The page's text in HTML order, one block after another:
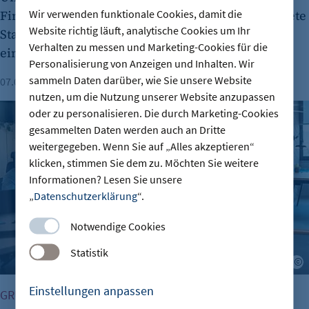
Wir verwenden funktionale Cookies, damit die
Website richtig läuft, analytische Cookies um Ihr
Verhalten zu messen und Marketing-Cookies für die
Personalisierung von Anzeigen und Inhalten. Wir
sammeln Daten darüber, wie Sie unsere Website
nutzen, um die Nutzung unserer Website anzupassen
oder zu personalisieren. Die durch Marketing-Cookies
gesammelten Daten werden auch an Dritte
weitergegeben. Wenn Sie auf „Alles akzeptieren“
klicken, stimmen Sie dem zu. Möchten Sie weitere
Informationen? Lesen Sie unsere
„Datenschutzerklärung“.
Notwendige Cookies
Statistik
Einstellungen anpassen
Finanzierungsrunde sammelte das 2019 gegründete
Start-up 30 Millionen Euro ein und wird nun mit
einer Milliarde Euro bewertet.
07.08.2026 Lesezeit: 1 Minute
Gründungszahlen steigen, Bürokratie bleibt größte Hürde
GRÜNDUNG